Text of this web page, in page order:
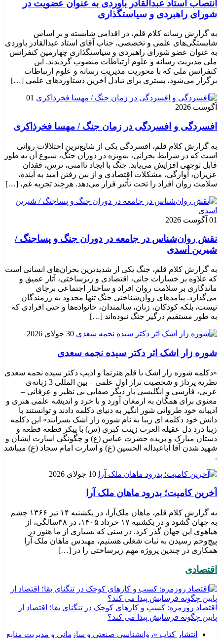
انتصاب استاد عبدالقادر باوردی به عنوان عضویت در
شورای راهبردی و سیاستگذاری
به گزارش رسانه کلام قلم، در اقدامی شایسته و بر اساس
شایستگی‌های علمی و تخصصی، جناب آقای استاد عبدالقادر باوردی
به عنوان عضو شورای راهبردی و سیاستگذاری چهارمین کنفرانس
ملی مدیریت رسانه و علوم ارتباطات منصوب گردیدند. این
کنفرانس ملی که با محوریت مدیریت رسانه و علوم ارتباطات
برگزار می‌شود، بستری برای تبادل آخرین دستاوردهای علمی […]
01
آگوست 2026
افسردگی و افسردگی در زمان جنگ / مهسا فخرذاکری
به گزارش کلام قلم، افسردگی یکی از شایع‌ترین اختلالات روانی
است که در شرایط بحرانی، به‌ویژه در دوران جنگ، شیوع آن به طور
قابل توجهی افزایش می‌یابد. جنگ با ایجاد ناامنی، ترس، فقدان
عزیزان، آوارگی، مشکلات اقتصادی و از بین رفتن امید به آینده،
سلامت روان افراد را تحت تأثیر قرار می‌دهد. هرچند تجربه غم، […]
01 آگوست 2026
نقش روان‌شناس در جامعه در دوران جنگ و پساجنگ /
شیرین اسدی
به گزارش کلام قلم، جنگ یکی از شدیدترین بحران‌های انسانی است
که علاوه بر خسارات جانی، اقتصادی و زیرساختی، آثار عمیق و
ماندگاری بر سلامت روان افراد و ساختار اجتماعی برجای
می‌گذارد. پیامدهای روان‌شناختی جنگ تنها محدود به رزمندگان
نیست، بلکه کودکان، زنان، سالمندان، خانواده‌ها و حتی افرادی که
به طور مستقیم درگیر جنگ نبوده‌اند […]
30 جولای 2026
شوره زار اشک اثر دکتر سیده نجمه سعدی
«دکلمه شوره زار اشک با قلم هنرنما و ادیب دکتر سیده نجمه سعدی
نظریه پرداز و شخصیت تراز اول علمی – بین المللی 3 زبانه‌ی
عربی، فارسی و انگلیسی بار دیگر صفایی بی نظیر و عرفانی –
معنوی برای همگان به ارمغان آورد و با خرد و اندیشه علمی هنری و
ادیبانه خود طرواتی شور انگیز به دنیای دکلمه دادند و توانستند با
دانش خود دکلمه ای زیبا به نام شوره زار اشک بسرایند» این دکلمه
زیبا درد دل عقیله العرب زینب کبری (س) با پیکر قطعه قطعه و
دستان مبارک و بریده حضرت عباس (ع) و چگونگی اسارت ایشان و
شهید شدن آقا اباعبداله الحسین (ع) و اسارت امام سجاد (ع) میباشد
.
10 جولای 2026
​آخرین کامیت؛ بدرود ماهان ملک آرا
به گزارش کلام قلم، ماهان ملک‌آرا، در یکشنبه ۱۴ تیر ۱۳۶۶ چشم
به جهان گشود و در یکشنبه ۱۷ خرداد ۱۴۰۵، در ۳۸سالگی، از
هیاهوی این جهان گذر کرد. در سنی که بسیاری از ما هنوز در
پیچ‌وخم رسیدن به ثبات شغلی هستیم، مهندس ماهان ملک آرا
همکاری در چندین پروژه مهم زیرساختی را در […]
اقتصادی
اقتصاد روزمره: کسب‌ و کارهای کوچک در تنگنای بقا؛ اقتصاد از
پایین چگونه فرسایش پیدا می کند؟
انتشار کتاب «روانشناسی صنعتی و سازمانی و مدیریت منابع